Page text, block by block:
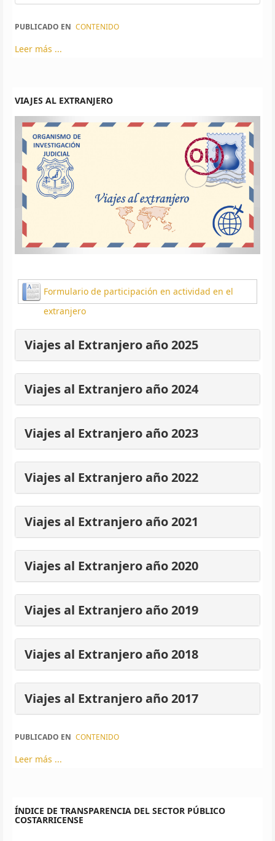
PUBLICADO EN CONTENIDO
Leer más ...
VIAJES AL EXTRANJERO
Formulario de participación en actividad en el
extranjero
Viajes al Extranjero año 2025
Viajes al Extranjero año 2024
Viajes al Extranjero año 2023
Viajes al Extranjero año 2022
Viajes al Extranjero año 2021
Viajes al Extranjero año 2020
Viajes al Extranjero año 2019
Viajes al Extranjero año 2018
Viajes al Extranjero año 2017
PUBLICADO EN CONTENIDO
Leer más ...
ÍNDICE DE TRANSPARENCIA DEL SECTOR PÚBLICO
COSTARRICENSE